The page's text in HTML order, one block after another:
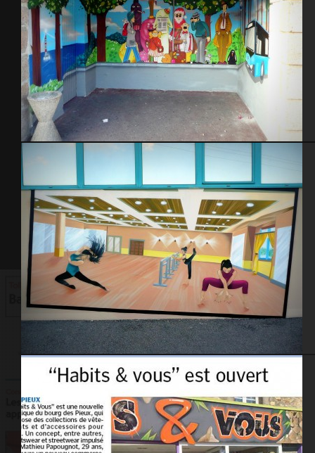
Abribus – St-pierre Eglise 2014
Gymnase St-Pierre Eglise – 2014